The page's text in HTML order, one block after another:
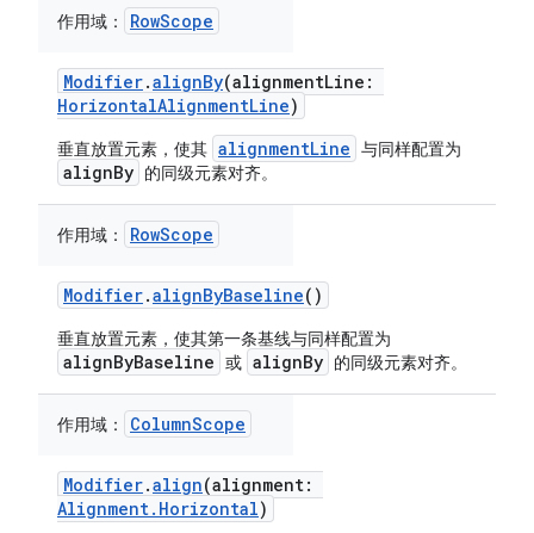
作用域： RowScope
Modifier.alignBy(alignmentLine:
HorizontalAlignmentLine)
垂直放置元素，使其 alignmentLine 与同样配置为
alignBy 的同级元素对齐。
作用域： RowScope
Modifier.alignByBaseline()
垂直放置元素，使其第一条基线与同样配置为
alignByBaseline 或 alignBy 的同级元素对齐。
作用域： ColumnScope
Modifier.align(alignment:
Alignment.Horizontal)